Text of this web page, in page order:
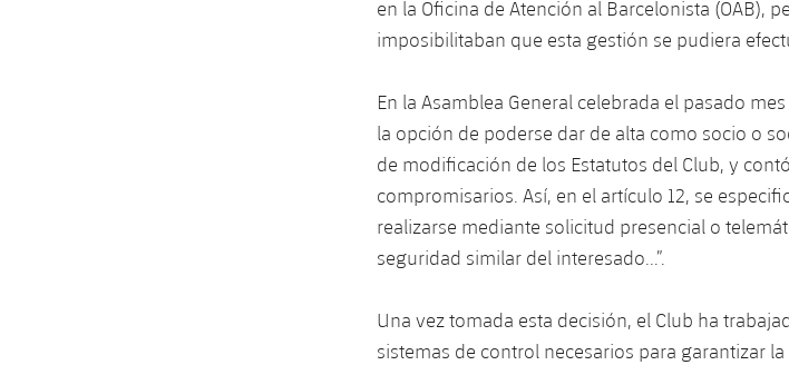
en la Oficina de Atención al Barcelonista (OAB),
imposibilitaban que esta gestión se pudiera
En la Asamblea General celebrada el pasado
la opción de poderse dar de alta como socio o
de modificación de los Estatutos del Club, y
compromisarios. Así, en el artículo 12, se
realizarse mediante solicitud presencial o
seguridad similar del interesado...”.
Una vez tomada esta decisión, el Club ha
sistemas de control necesarios para garantizar